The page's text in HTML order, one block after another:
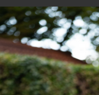
Biografie
Kontakt